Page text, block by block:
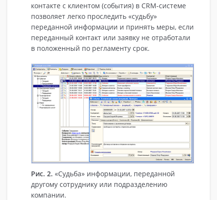
контакте с клиентом (события) в CRM-системе
позволяет легко проследить «судьбу»
переданной информации и принять меры, если
переданный контакт или заявку не отработали
в положенный по регламенту срок.
Рис. 2. «Судьба» информации, переданной
другому сотруднику или подразделению
компании.